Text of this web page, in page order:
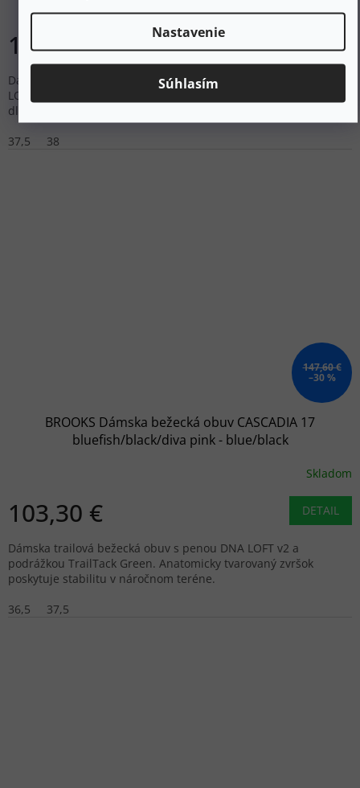
Nastavenie
Súhlasím
116,60 €
Dámska trailová bežecká obuv s maximálnym tlmením DNA
LOFT v3 a podrážkou TrailTack Green. Ideálna na beh na ultra
dlhé vzdialenosti na rôznych typoch trás.
37,5
38
147,60 €
–30 %
BROOKS Dámska bežecká obuv CASCADIA 17
bluefish/black/diva pink - blue/black
Skladom
103,30 € DETAIL
Dámska trailová bežecká obuv s penou DNA LOFT v2 a
podrážkou TrailTack Green. Anatomicky tvarovaný zvršok
poskytuje stabilitu v náročnom teréne.
36,5
37,5